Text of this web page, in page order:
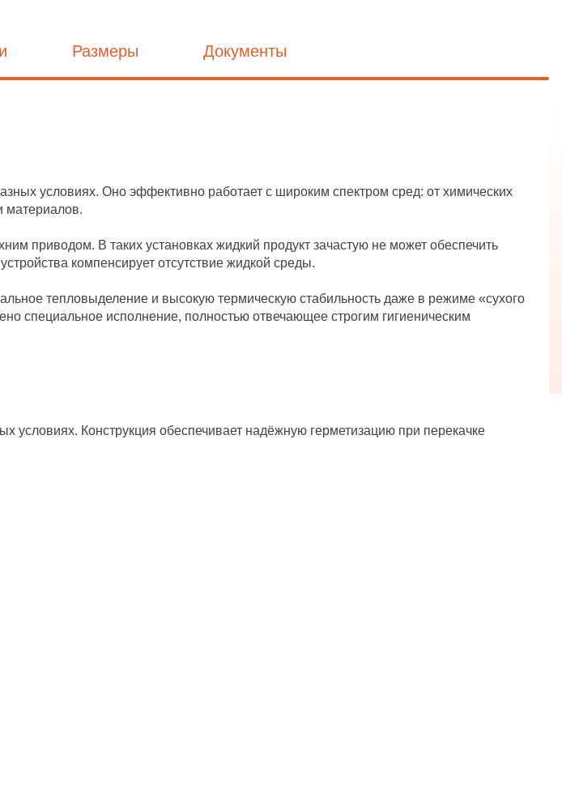
Размеры Документы
условиях. Оно эффективно работает с широким спектром сред: от химических
материалов.
приводом. В таких установках жидкий продукт зачастую не может обеспечить
компенсирует отсутствие жидкой среды.
тепловыделение и высокую термическую стабильность даже в режиме «сухого
специальное исполнение, полностью отвечающее строгим гигиеническим
Конструкция обеспечивает надёжную герметизацию при перекачке